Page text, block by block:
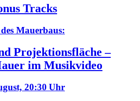
Tracks
Mauerbaus:
Projektionsfläche –
im Musikvideo
20:30 Uhr